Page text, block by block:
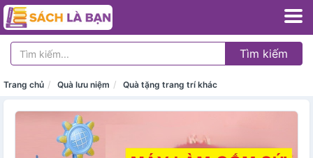
Tìm kiếm
Trang chủ Quà lưu niệm Quà tặng trang trí khác